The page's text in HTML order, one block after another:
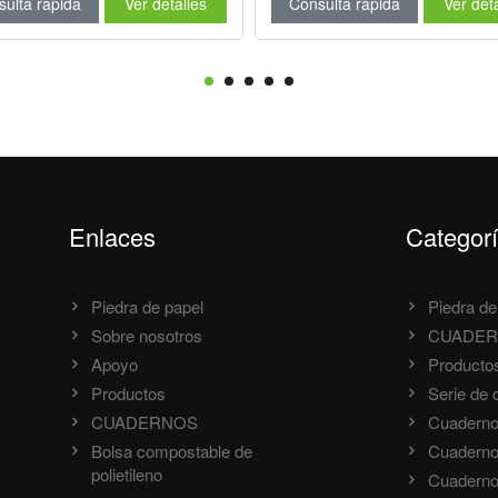
Enlaces
Piedra de papel
Sobre nosotros
Apoyo
Productos
CUADERNOS
Bolsa compostable de
polietileno
Piedra
Serie de